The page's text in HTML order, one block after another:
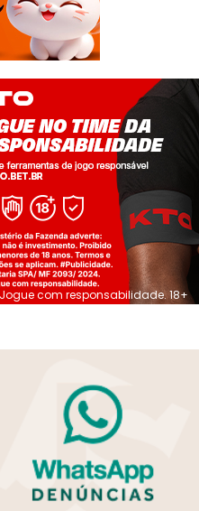
Jogue com responsabilidade. 18+